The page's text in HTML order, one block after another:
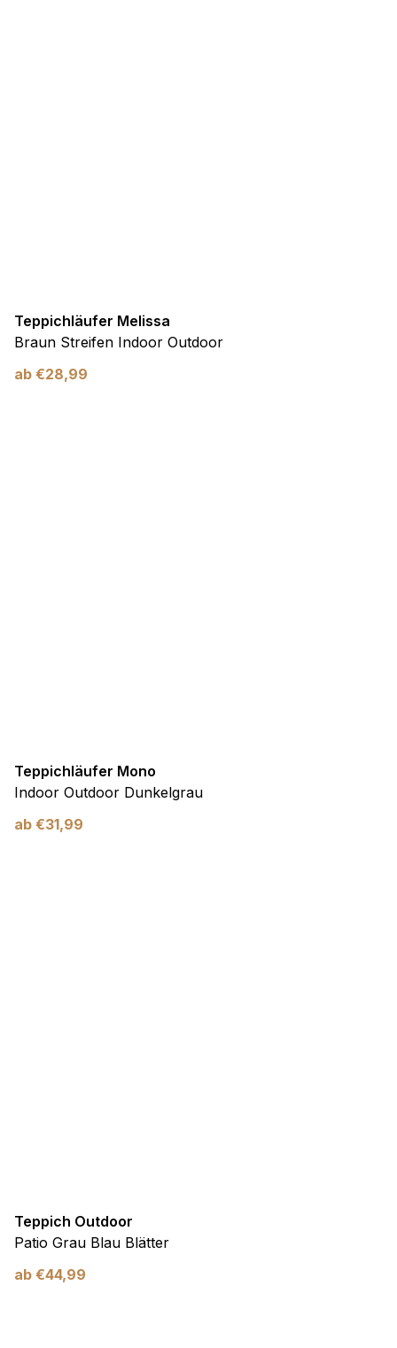
Teppichläufer Melissa
Braun Streifen Indoor Outdoor
ab €28,99
Teppichläufer Mono
Indoor Outdoor Dunkelgrau
ab €31,99
Teppich Outdoor
Patio Grau Blau Blätter
ab €44,99